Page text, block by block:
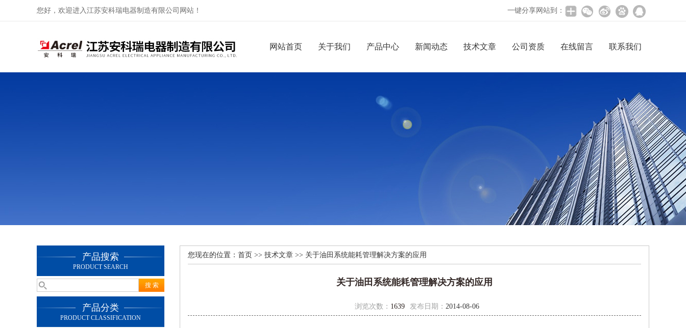
您好，欢迎进入江苏安科瑞电器制造有限公司网站！ 一键分享网站到：
网站首页 关于我们 产品中心 新闻动态 技术文章 公司资质 在线留言 联系我们
产品搜索
PRODUCT SEARCH
产品分类
PRODUCT CLASSIFICATION
您现在的位置： 首页 >> 技术文章 >> 关于油田系统能耗管理解决方案的应用
关于油田系统能耗管理解决方案的应用
浏览次数： 1639 发布日期： 2014-08-06